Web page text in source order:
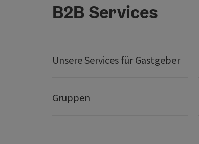
B2B Services
Unsere Services für Gastgeber
Gruppen